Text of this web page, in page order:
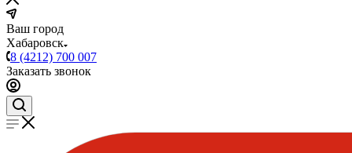
Ваш город
Хабаровск
8 (4212) 700 007
Заказать звонок